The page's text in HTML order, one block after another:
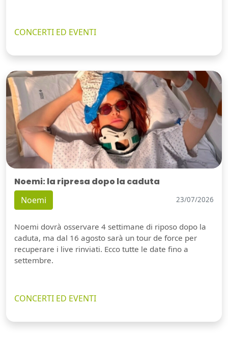
CONCERTI ED EVENTI
Noemi: la ripresa dopo la caduta
Noemi 23/07/2026
Noemi dovrà osservare 4 settimane di riposo dopo la
caduta, ma dal 16 agosto sarà un tour de force per
recuperare i live rinviati. Ecco tutte le date fino a
settembre.
CONCERTI ED EVENTI